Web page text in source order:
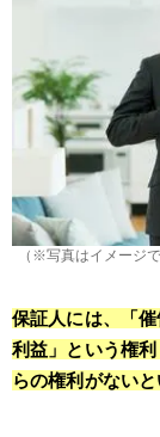
（※写真はイメージで
保証人には、「
利益」という権
らの権利がない